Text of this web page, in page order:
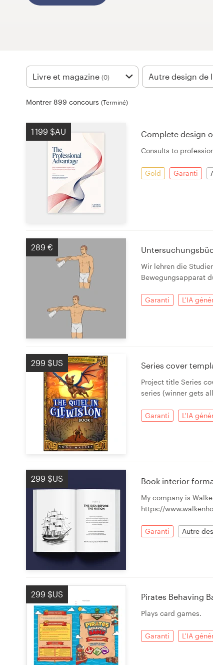
Livre et magazine (0) Autre design de
Montrer 899 concours (Terminé)
1 199 $AU Complete design
Consults to
Gold Garanti
289 €
Wir lehren die
Bewegungsapparat
Garanti L'IA
299 $US Series cover
Project title Series
series (winner gets
Garanti L'IA
299 $US Book interior
My company is
https://
Garanti Autre
299 $US Pirates Behaving
Plays card games.
Garanti L'IA
design
Création de logo
Carte de visite
Web page design
Parcourir toutes les catégories
Support
Centre d'aide
Ressources
Devenez designer